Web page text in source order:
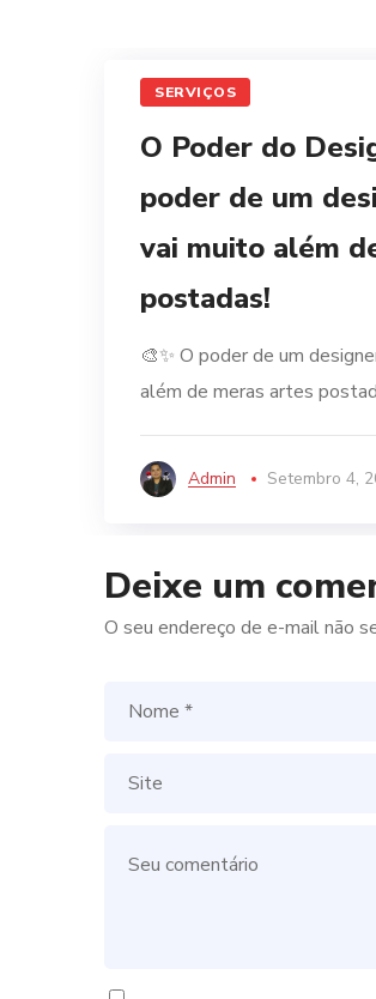
SERVIÇOS
O Poder do
poder de um
vai muito além
postadas!
🎨✨ O poder de um
além de meras artes
Admin Setembro 4,
Deixe um
O seu endereço de e-mail não